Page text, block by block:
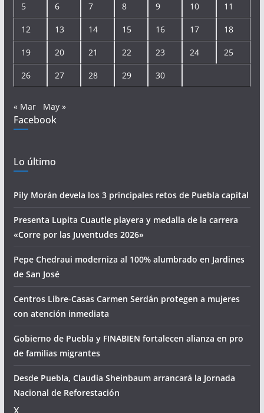
5 6 7 8 9 10 11
12 13 14 15 16 17 18
19 20 21 22 23 24 25
26 27 28 29 30
« Mar May »
Facebook
Lo último
Pily Morán devela los 3 principales retos de Puebla capital
Presenta Lupita Cuautle playera y medalla de la carrera
«Corre por las Juventudes 2026»
Pepe Chedraui moderniza al 100% alumbrado en Jardines
de San José
Centros Libre-Casas Carmen Serdán protegen a mujeres
con atención inmediata
Gobierno de Puebla y FINABIEN fortalecen alianza en pro
de familias migrantes
Desde Puebla, Claudia Sheinbaum arrancará la Jornada
Nacional de Reforestación